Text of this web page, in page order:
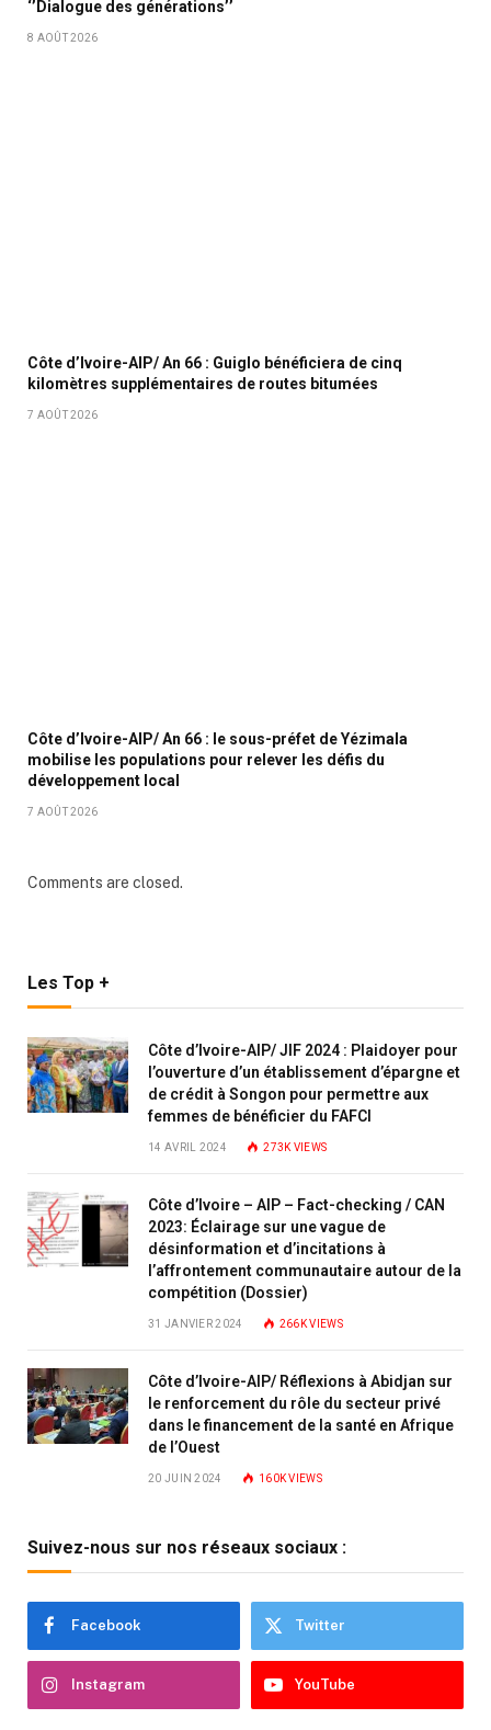
‘’Dialogue des générations’’
8 AOÛT 2026
Côte d’Ivoire-AIP/ An 66 : Guiglo bénéficiera de cinq
kilomètres supplémentaires de routes bitumées
7 AOÛT 2026
Côte d’Ivoire-AIP/ An 66 : le sous-préfet de Yézimala
mobilise les populations pour relever les défis du
développement local
7 AOÛT 2026
Comments are closed.
Les Top +
Côte d’Ivoire-AIP/ JIF 2024 : Plaidoyer pour
l’ouverture d’un établissement d’épargne et
de crédit à Songon pour permettre aux
femmes de bénéficier du FAFCI
14 AVRIL 2024 273KVIEWS
Côte d’Ivoire – AIP – Fact-checking / CAN
2023: Éclairage sur une vague de
désinformation et d’incitations à
l’affrontement communautaire autour de la
compétition (Dossier)
31 JANVIER 2024 266KVIEWS
Côte d’Ivoire-AIP/ Réflexions à Abidjan sur
le renforcement du rôle du secteur privé
dans le financement de la santé en Afrique
de l’Ouest
20 JUIN 2024 160KVIEWS
Suivez-nous sur nos réseaux sociaux :
Facebook Twitter
Instagram YouTube